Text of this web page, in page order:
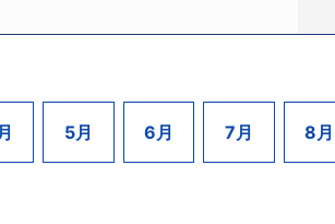
、東大阪市）を設立し、同
）から現商号に変更し11月1日、株主
）ほか4名。
運営する「桜花の宴 悠愛」にてスタ
った。さらに、2021年1月には有料老
りクラスター発生と認定されたことで
、栗東市六地蔵223－5、
を受けた。破産管財人には朴大俊弁護
、京都市南区、東証1部）で
5月 6月 7月 8月